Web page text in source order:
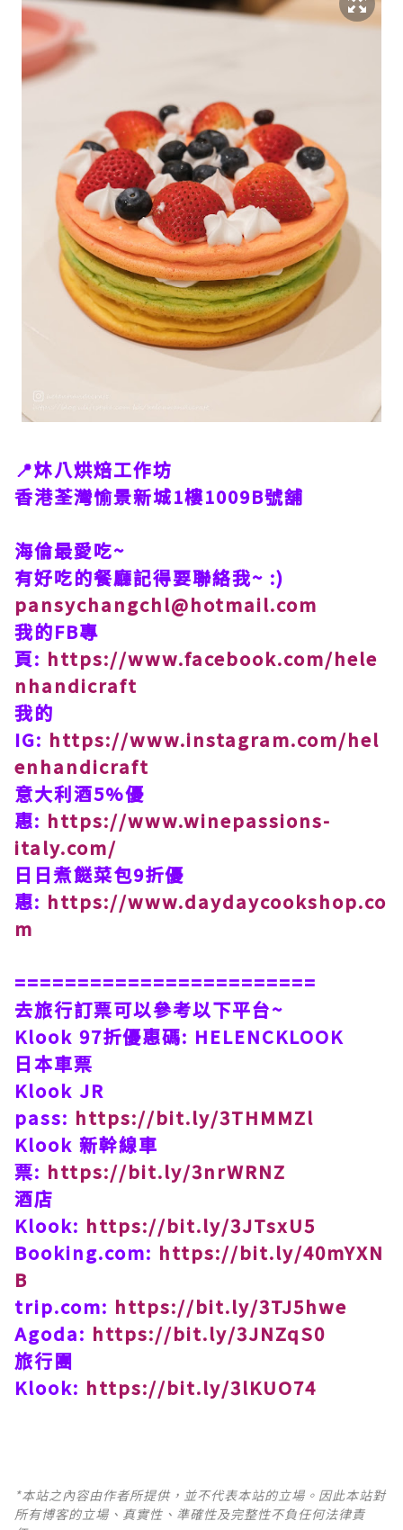
📍炑八烘焙工作坊
香港荃灣愉景新城1樓1009B號舖
海倫最愛吃~
有好吃的餐廳記得要聯絡我~ :)
pansychangchl@hotmail.com
我的FB專
頁: https://www.facebook.com/hele
nhandicraft
我的
IG: https://www.instagram.com/hel
enhandicraft
意大利酒5%優
惠: https://www.winepassions-
italy.com/
日日煮餸菜包9折優
惠: https://www.daydaycookshop.co
m
========================
去旅行訂票可以參考以下平台~
Klook 97折優惠碼: HELENCKLOOK
日本車票
Klook JR
pass: https://bit.ly/3THMMZl
Klook 新幹線車
票: https://bit.ly/3nrWRNZ
酒店
Klook: https://bit.ly/3JTsxU5
Booking.com: https://bit.ly/40mYXN
B
trip.com: https://bit.ly/3TJ5hwe
Agoda: https://bit.ly/3JNZqS0
旅行團
Klook: https://bit.ly/3lKUO74
*本站之內容由作者所提供，並不代表本站的立場。因此本站對
所有博客的立場、真實性、準確性及完整性不負任何法律責